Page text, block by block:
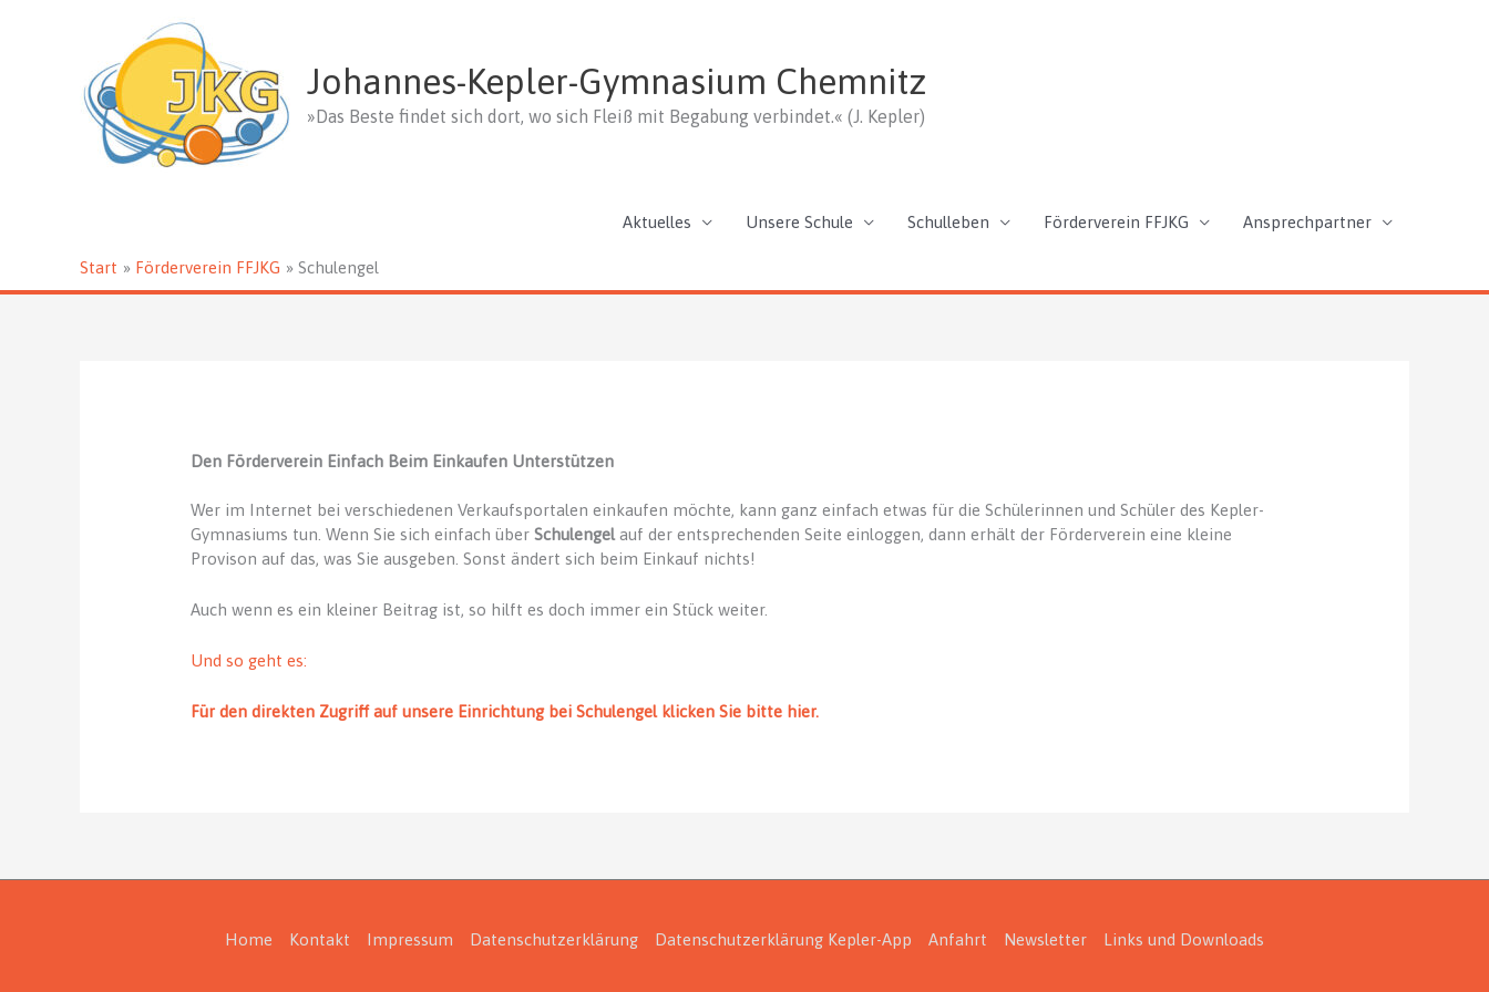
Johannes-Kepler-Gymnasium Chemnitz
»Das Beste findet sich dort, wo sich Fleiß mit Begabung verbindet.« (J. Kepler)
Aktuelles Unsere Schule Schulleben Förderverein FFJKG Ansprechpartner
Start Förderverein FFJKG Schulengel
Den Förderverein Einfach Beim Einkaufen Unterstützen
Wer im Internet bei verschiedenen Verkaufsportalen einkaufen möchte, kann ganz einfach etwas für die Schülerinnen und Schüler des Kepler-
Gymnasiums tun. Wenn Sie sich einfach überSchulengel auf der entsprechenden Seite einloggen, dann erhält der Förderverein eine kleine
Provison auf das, was Sie ausgeben. Sonst ändert sich beim Einkauf nichts!
Auch wenn es ein kleiner Beitrag ist, so hilft es doch immer ein Stück weiter.
Und so geht es:
Für den direkten Zugriff auf unsere Einrichtung bei Schulengel klicken Sie bitte hier.
Home Kontakt Impressum Datenschutzerklärung Datenschutzerklärung Kepler-App Anfahrt Newsletter Links und Downloads